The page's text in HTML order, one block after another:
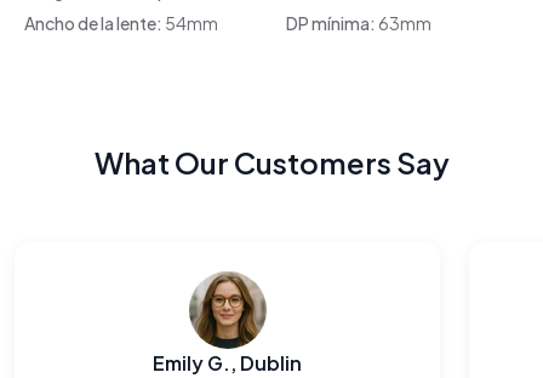
Ancho de la lente: 54mm DP mínima: 63mm
What Our Customers Say
Emily G., Dublin